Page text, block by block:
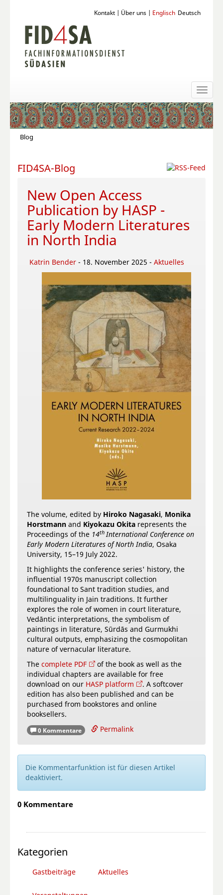
Deutsch
Englisch
Kontakt | Über uns |
Blog
FID4SA-Blog
New Open Access
Publication by HASP -
Early Modern Literatures
in North India
Katrin Bender - 18. November 2025 - Aktuelles
The volume, edited by Hiroko Nagasaki, Monika
Horstmann and Kiyokazu Okita represents the
Proceedings of the 14th International Conference on
Early Modern Literatures of North India, Osaka
University, 15–19 July 2022.
It highlights the conference series' history, the
influential 1970s manuscript collection
foundational to Sant tradition studies, and
multilinguality in Jain traditions. It further
explores the role of women in court literature,
Vedāntic interpretations, the symbolism of
paintings in literature, Sūrdās and Gurmukhi
cultural outputs, emphasizing the cosmopolitan
nature of vernacular literature.
The complete PDF
of the book as well as the
individual chapters are available for free
download on our HASP platform
. A softcover
edition has also been published and can be
purchased from bookstores and online
booksellers.
0 Kommentare Permalink
Die Kommentarfunktion ist für diesen Artikel
deaktiviert.
0 Kommentare
Kategorien
Gastbeiträge Aktuelles